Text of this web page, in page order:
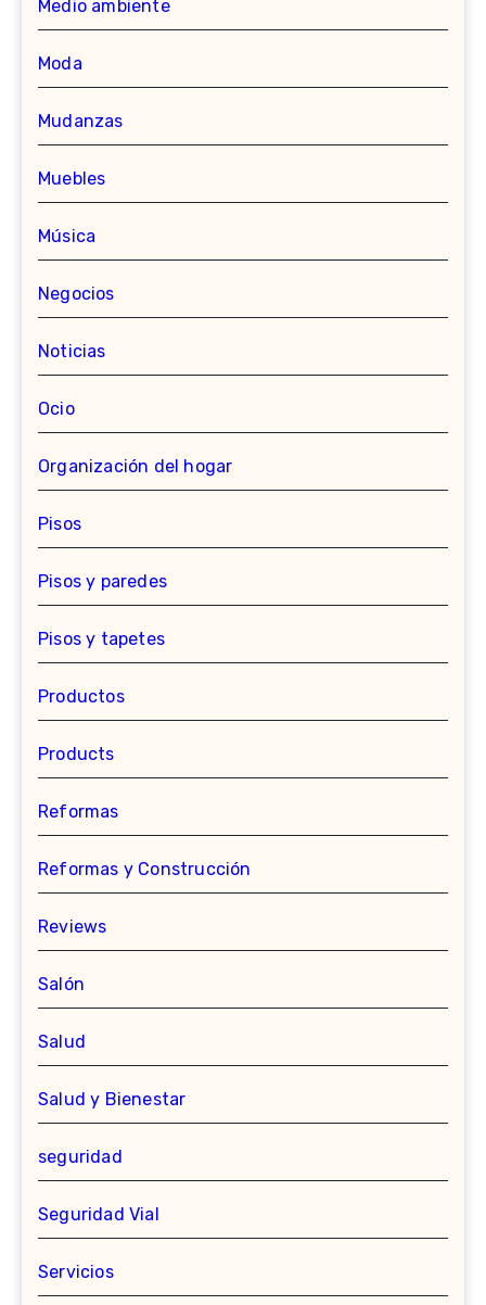
Medio ambiente
Moda
Mudanzas
Muebles
Música
Negocios
Noticias
Ocio
Organización del hogar
Pisos
Pisos y paredes
Pisos y tapetes
Productos
Products
Reformas
Reformas y Construcción
Reviews
Salón
Salud
Salud y Bienestar
seguridad
Seguridad Vial
Servicios